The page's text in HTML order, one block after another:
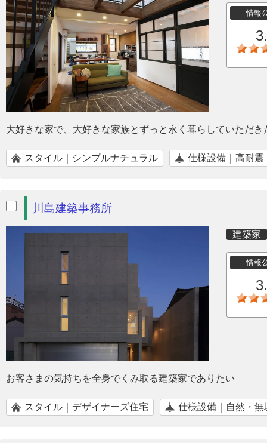
情報
大好きな家で、大好きな家族とずっと永く暮らしていただき
スタイル｜シンプルナチュラル 仕様設備｜高耐震
川島建築事務所
建築家
情報
お客さまの気持ちを全身でくみ取る建築家でありたい
スタイル｜デザイナーズ住宅 仕様設備｜自然・無